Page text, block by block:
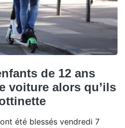
de 12 ans
voiture alors qu’ils
été blessés vendredi 7